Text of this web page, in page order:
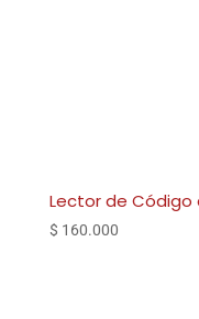
Lector de Código
$ 160.000